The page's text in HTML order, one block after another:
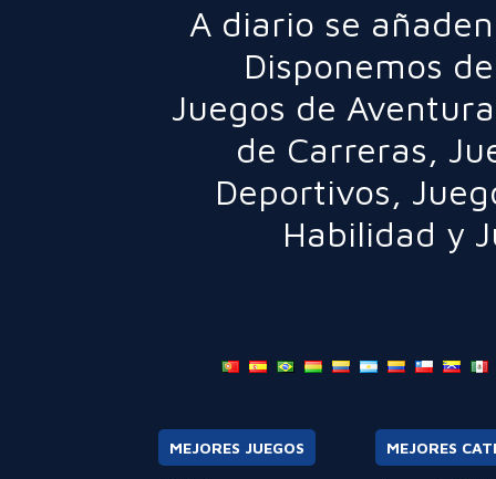
A diario se
Disponemos
Juegos de Aventura
de Carreras,
Deportivos,
Habilidad y
MEJORES JUEGOS MEJORES